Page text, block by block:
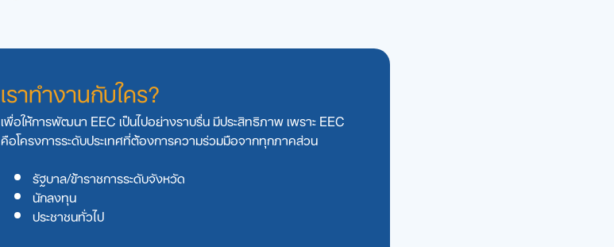
เราทํางานกับใคร?
เพื่อให้การพัฒนา EEC เป็นไปอย่างราบรื่น มีประสิทธิภาพ เพราะ EEC
คือโครงการระดับประเทศที่ต้องการความร่วมมือจากทุกภาคส่วน
รัฐบาล/ข้าราชการระดับจังหวัด
นักลงทุน
ประชาชนทั่วไป